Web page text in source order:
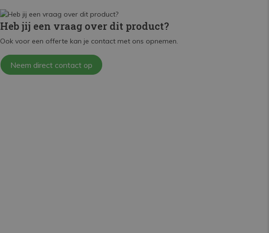
Heb jij een vraag over dit product?
Ook voor een offerte kan je contact met ons opnemen.
Neem direct contact op